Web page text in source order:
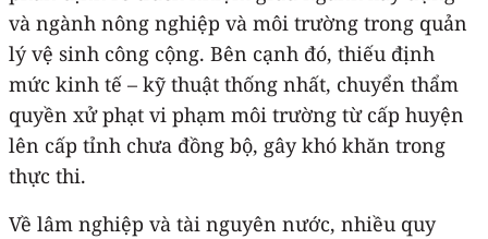
và ngành nông nghiệp và môi trường trong quản
lý vệ sinh công cộng. Bên cạnh đó, thiếu định
mức kinh tế – kỹ thuật thống nhất, chuyển thẩm
quyền xử phạt vi phạm môi trường từ cấp huyện
lên cấp tỉnh chưa đồng bộ, gây khó khăn trong
thực thi.
Về lâm nghiệp và tài nguyên nước, nhiều quy